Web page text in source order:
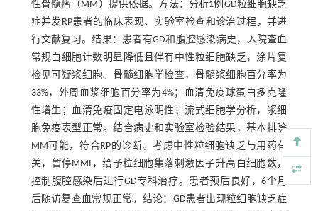
性骨髓瘤（MM）提供依据。方法：分析1例GD粒细胞缺乏
症并发RP患者的临床表现、实验室检查和诊治过程，并进
行文献复习。结果：患者有GD和腹腔感染病史，入院查血
常规白细胞计数明显降低且伴有中性粒细胞缺乏，涂片复
检见可疑浆细胞。骨髓细胞学检查，骨髓浆细胞百分率为
33%，外周血浆细胞百分率为4%；血清免疫球蛋白多克隆
性增生；血清免疫固定电泳阴性；流式细胞学分析，浆细
胞免疫表型正常。结合病史和实验室检验结果，基本排除
MM可能，符合RP的诊断。考虑中性粒细胞缺乏与用药有
关，暂停MMI，给予粒细胞集落刺激因子升高白细胞数，
控制腹腔感染后进行GD专科治疗。患者预后良好，6个月
后随访复查血常规正常。结论：GD患者出现粒细胞缺乏症